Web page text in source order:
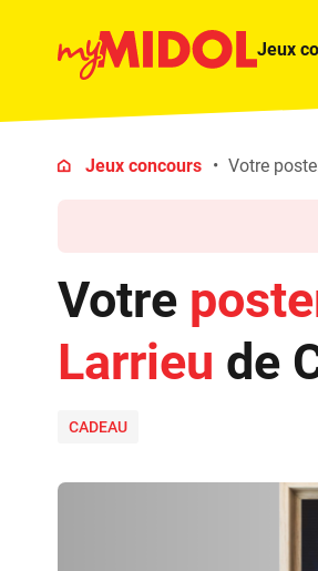
Jeux
Jeux concours Votre
Votre
Larrieu de
CADEAU